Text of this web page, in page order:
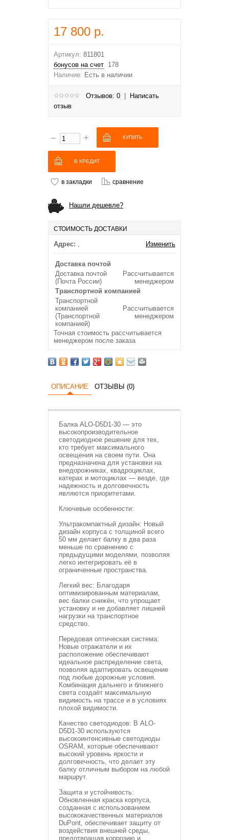
17 800 р.
Артикул: 811801
бонусов на счет 178
Наличие: Есть в наличии
Отзывов: 0
Написать
отзыв
В КРЕДИТ
в закладки сравнение
Нашли дешевле?
СТОИМОСТЬ ДОСТАВКИ
Адрес: , Изменить
Доставка почтой
Доставка почтой
(Почта России)
Рассчитывается
менеджером
Транспортной компанией
Транспортной
компанией
(Транспортной
компанией)
Рассчитывается
менеджером
Точная стоимость рассчитывается
менеджером после заказа
ОПИСАНИЕ ОТЗЫВЫ (0)
Балка ALO-D5D1-30 — это
высокопроизводительное
светодиодное решение для тех,
кто требует максимального
освещения на своем пути. Она
предназначена для установки на
внедорожниках, квадроциклах,
катерах и мотоциклах — везде, где
надежность и долговечность
являются приоритетами.
Ключевые особенности:
Ультракомпактный дизайн: Новый
дизайн корпуса с толщиной всего
50 мм делает балку в два раза
меньше по сравнению с
предыдущими моделями, позволяя
легко интегрировать её в
ограниченные пространства.
Легкий вес: Благодаря
оптимизированным материалам,
вес балки снижён, что упрощает
установку и не добавляет лишней
нагрузки на транспортное
средство.
Передовая оптическая система:
Новые отражатели и их
расположение обеспечивают
идеальное распределение света,
позволяя адаптировать освещение
под любые дорожные условия.
Комбинация дальнего и ближнего
света создаёт максимальную
видимость на трассе и в условиях
плохой видимости.
Качество светодиодов: В ALO-
D5D1-30 используются
высокоинтенсивные светодиоды
OSRAM, которые обеспечивают
высокий уровень яркости и
долговечность, что делает эту
балку отличным выбором на любой
маршрут.
Защита и устойчивость:
Обновленная краска корпуса,
созданная с использованием
высококачественных материалов
DuPont, обеспечивает защиту от
воздействия внешней среды,
предотвращая коррозию и